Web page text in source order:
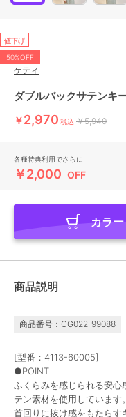
値下げ
50%OFF
ケティ
ダブルバックサテン
￥2,970 税込 ￥5,940
各種特典利用でさらに
￥2,000 OFF
カラ
商品説明
商品番号：CG022-99088
[型番：4113-60005]
●POINT
ふくらみを感じられる安心
テン素材を使用しています。
首回りに抜け感をもたらす